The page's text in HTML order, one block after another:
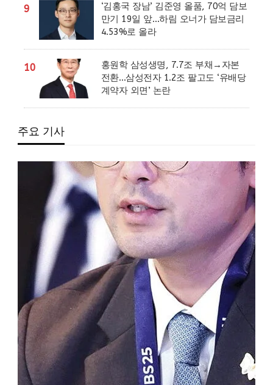
9
‘김홍국 장남’ 김준영 올품, 70억 담보
만기 19일 앞…하림 오너가 담보금리
4.53%로 올라
10
홍원학 삼성생명, 7.7조 부채→자본
전환…삼성전자 1.2조 팔고도 ‘유배당
계약자 외면’ 논란
주요 기사